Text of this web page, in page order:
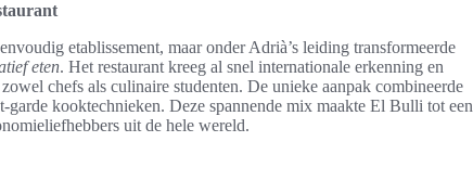
etablissement, maar onder Adrià’s leiding transformeerde
eten. Het restaurant kreeg al snel internationale erkenning en
chefs als culinaire studenten. De unieke aanpak combineerde
garde kooktechnieken. Deze spannende mix maakte El Bulli tot een
uit de hele wereld.